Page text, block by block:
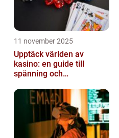
11 november 2025
Upptäck världen av
kasino: en guide till
spänning och